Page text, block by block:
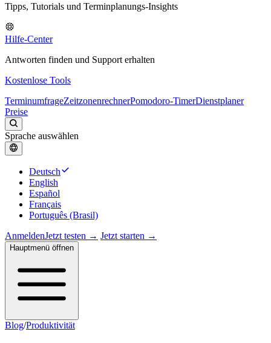
Tipps, Tutorials und Terminplanungs-Insights
Hilfe-Center
Antworten finden und Support erhalten
Kostenlose Tools
TerminumfrageZeitzonenrechnerPomodoro-TimerDienstplaner
Preise
Sprache auswählen
Deutsch
English
Español
Français
Português (Brasil)
AnmeldenJetzt testen → Jetzt starten →
Hauptmenü öffnen
Blog/Produktivität